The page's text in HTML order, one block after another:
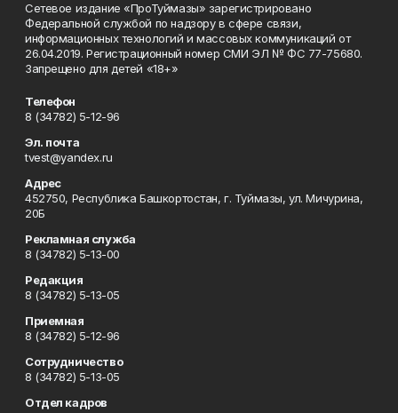
Сетевое издание «ПроТуймазы» зарегистрировано
Федеральной службой по надзору в сфере связи,
информационных технологий и массовых коммуникаций от
26.04.2019. Регистрационный номер СМИ ЭЛ № ФС 77-75680.
Запрещено для детей «18+»
Телефон
8 (34782) 5-12-96
Эл. почта
tvest@yandex.ru
Адрес
452750, Республика Башкортостан, г. Туймазы, ул. Мичурина,
20Б
Рекламная служба
8 (34782) 5-13-00
Редакция
8 (34782) 5-13-05
Приемная
8 (34782) 5-12-96
Сотрудничество
8 (34782) 5-13-05
Отдел кадров